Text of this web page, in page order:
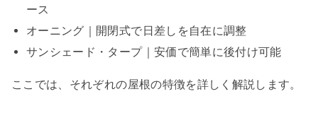
ース
オーニング｜開閉式で日差しを自在に調整
サンシェード・タープ｜安価で簡単に後付け可能
ここでは、それぞれの屋根の特徴を詳しく解説します。